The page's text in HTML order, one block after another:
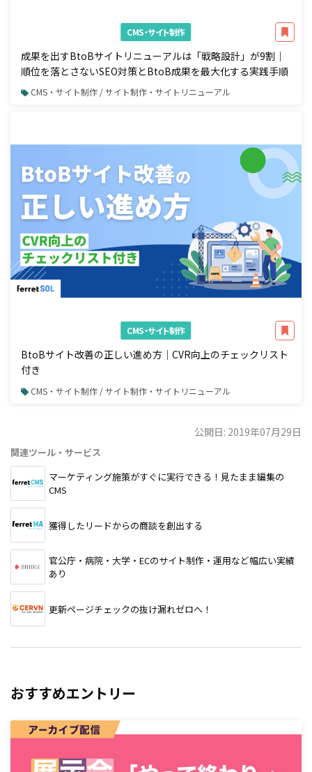
CMS・サイト制作
成果を出すBtoBサイトリニューアルは「戦略設計」が9割｜
順位を落とさないSEO対策とBtoB成果を最大化する実践手順
CMS・サイト制作 / サイト制作・サイトリニューアル
CMS・サイト制作
BtoBサイト改善の正しい進め方｜CVR向上のチェックリスト
付き
CMS・サイト制作 / サイト制作・サイトリニューアル
公開日: 2019年07月29日
関連ツール・サービス
マーケティング施策がすぐに実行できる！見たまま編集の
CMS
獲得したリードからの商談を創出する
官公庁・病院・大学・ECのサイト制作・運用など幅広い実績
あり
更新ページチェックの抜け漏れゼロへ！
おすすめエントリー